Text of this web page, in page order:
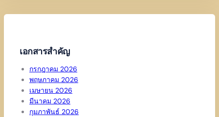
เอกสารสำคัญ
กรกฎาคม 2026
พฤษภาคม 2026
เมษายน 2026
มีนาคม 2026
กุมภาพันธ์ 2026